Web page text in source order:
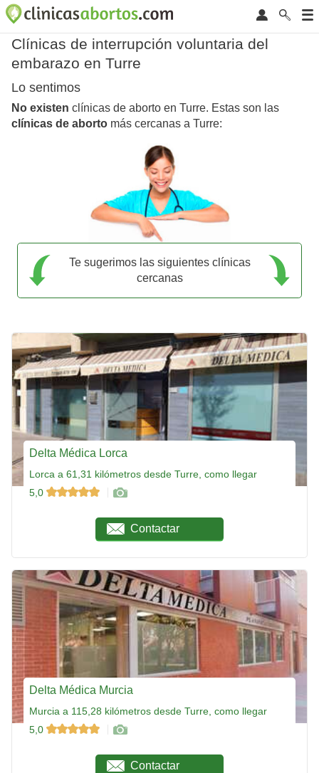
Clínicas de interrupción voluntaria del
embarazo en Turre
Lo sentimos
No existen clínicas de aborto en Turre. Estas son las
clínicas de aborto más cercanas a Turre:
Te sugerimos las siguientes clínicas
cercanas
Delta Médica Lorca
Lorca a 61,31 kilómetros desde Turre, como llegar
5,0
Contactar
Delta Médica Murcia
Murcia a 115,28 kilómetros desde Turre, como llegar
5,0
Contactar